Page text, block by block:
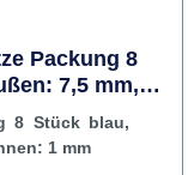
Packung 8
7,5 mm,
8 Stück blau,
1 mm